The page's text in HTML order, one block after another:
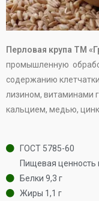
Перловая крупа ТМ
промышленную
содержанию
лизином, витаминами
кальцием, медью,
ГОСТ 5785-60
Пищевая ценность
Белки 9,3 г
Жиры 1,1 г